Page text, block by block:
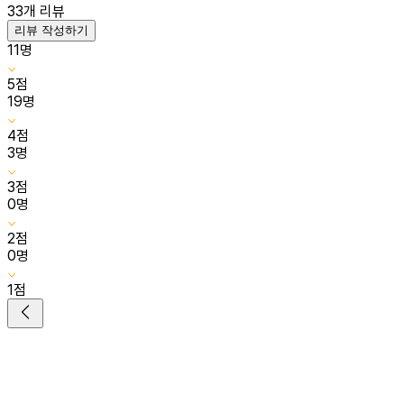
33개 리뷰
리뷰 작성하기
11명
5점
19명
4점
3명
3점
0명
2점
0명
1점